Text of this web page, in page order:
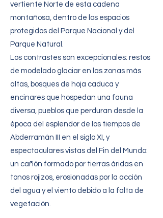
vertiente Norte de esta cadena
montañosa, dentro de los espacios
protegidos del Parque Nacional y del
Parque Natural.
Los contrastes son excepcionales: restos
de modelado glaciar en las zonas más
altas, bosques de hoja caduca y
encinares que hospedan una fauna
diversa, pueblos que perduran desde la
época del esplendor de los tiempos de
Abderramán III en el siglo XI, y
espectaculares vistas del Fin del Mundo:
un cañón formado por tierras áridas en
tonos rojizos, erosionadas por la acción
del agua y el viento debido a la falta de
vegetación.